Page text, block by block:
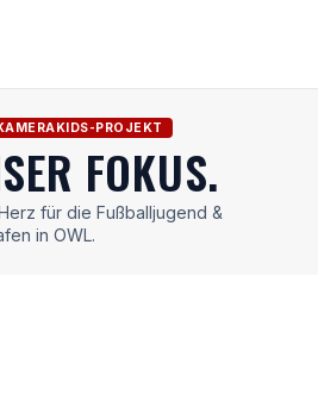
PROJEKT
FOKUS.
für die Fußballjugend &
in OWL.